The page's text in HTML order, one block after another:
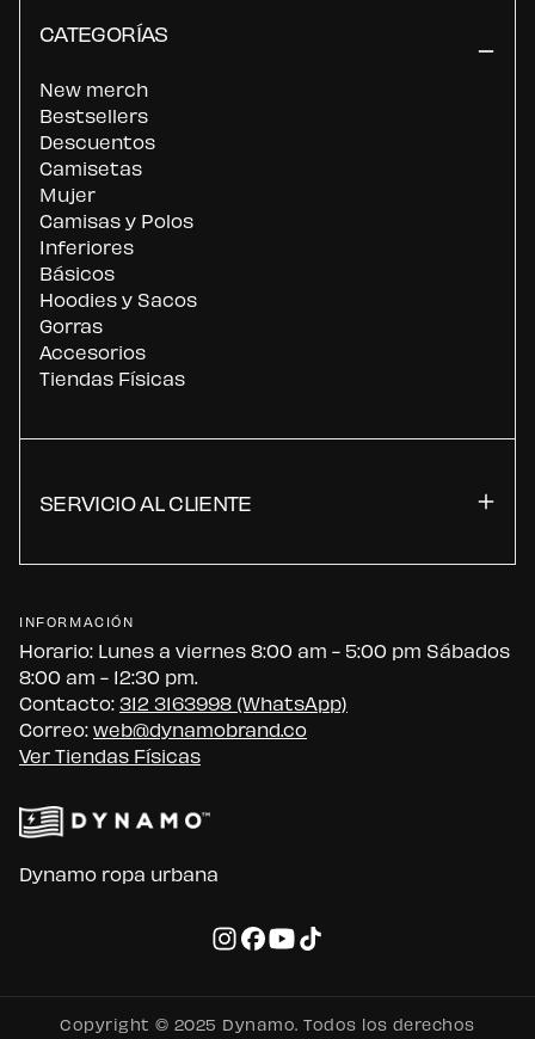
CATEGORÍAS
New merch
Bestsellers
Descuentos
Camisetas
Mujer
Camisas y Polos
Inferiores
Básicos
Hoodies y Sacos
Gorras
Accesorios
Tiendas Físicas
SERVICIO AL CLIENTE
INFORMACIÓN
Horario: Lunes a viernes 8:00 am - 5:00 pm Sábados
8:00 am - 12:30 pm.
Contacto:312 3163998 (WhatsApp)
Correo:web@dynamobrand.co
Ver Tiendas Físicas
Dynamo ropa urbana
Copyright © 2025 Dynamo. Todos los derechos